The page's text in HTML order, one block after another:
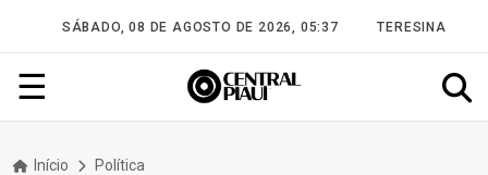
SÁBADO, 08 DE AGOSTO DE 2026, 05:37 TERESINA
☰
Início
Política